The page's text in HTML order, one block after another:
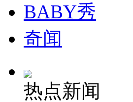
司机酒驾遇交警 急速倒车逃窜
BABY秀
奇闻
热点新闻